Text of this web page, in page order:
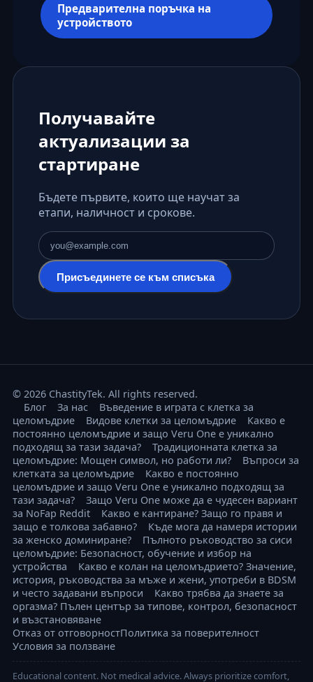
Предварителна поръчка на
устройството
Получавайте
актуализации за
стартиране
Бъдете първите, които ще научат за
етапи, наличност и срокове.
Имейл адрес
Присъединете се към списъка
© 2026 ChastityTek. All rights reserved.
Блог
За нас
Въведение в играта с клетка за
целомъдрие
Видове клетки за целомъдрие
Какво е
постоянно целомъдрие и защо Veru One е уникално
подходящ за тази задача?
Традиционната клетка за
целомъдрие: Мощен символ, но работи ли?
Въпроси за
клетката за целомъдрие
Какво е постоянно
целомъдрие и защо Veru One е уникално подходящ за
тази задача?
Защо Veru One може да е чудесен вариант
за NoFap Reddit
Какво е кантиране? Защо го правя и
защо е толкова забавно?
Къде мога да намеря истории
за женско доминиране?
Пълното ръководство за сиси
целомъдрие: Безопасност, обучение и избор на
устройства
Какво е колан на целомъдрието? Значение,
история, ръководства за мъже и жени, употреби в BDSM
и често задавани въпроси
Какво трябва да знаете за
оргазма? Пълен център за типове, контрол, безопасност
и възстановяване
Отказ от отговорностПолитика за поверителност
Условия за ползване
Educational content. Not medical advice. Always prioritize comfort,